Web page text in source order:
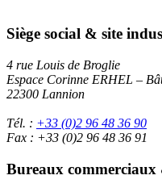
Siège social & site
4 rue Louis de Broglie
Espace Corinne ERHEL –
22300 Lannion
Tél. : +33 (0)2 96 48 36 90
Fax : +33 (0)2 96 48 36 91
Bureaux